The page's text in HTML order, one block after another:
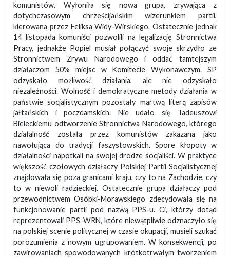
komunistów. Wyłoniła się nowa grupa, zrywająca z
dotychczasowym chrześcijańskim wizerunkiem partii,
kierowana przez Feliksa Widy-Wirskiego. Ostatecznie jednak
14 listopada komuniści pozwolili na legalizację Stronnictwa
Pracy, jednakże Popiel musiał połączyć swoje skrzydło ze
Stronnictwem Zrywu Narodowego i oddać tamtejszym
działaczom 50% miejsc w Komitecie Wykonawczym. SP
odzyskało możliwość działania, ale nie odzyskało
niezależności. Wolność i demokratyczne metody działania w
państwie socjalistycznym pozostały martwą literą zapisów
jałtańskich i poczdamskich. Nie udało się Tadeuszowi
Bieleckiemu odtworzenie Stronnictwa Narodowego, którego
działalność została przez komunistów zakazana jako
nawołująca do tradycji faszystowskich. Spore kłopoty w
działalności napotkali na swojej drodze socjaliści. W praktyce
większość czołowych działaczy Polskiej Partii Socjalistycznej
znajdowała się poza granicami kraju, czy to na Zachodzie, czy
to w niewoli radzieckiej. Ostatecznie grupa działaczy pod
przewodnictwem Osóbki-Morawskiego zdecydowała się na
funkcjonowanie partii pod nazwą PPS-u. Ci, którzy dotąd
reprezentowali PPS-WRN, które niewątpliwie odznaczyło się
na polskiej scenie politycznej w czasie okupacji, musieli szukać
porozumienia z nowym ugrupowaniem. W konsekwencji, po
zawirowaniach spowodowanych krótkotrwałym tworzeniem